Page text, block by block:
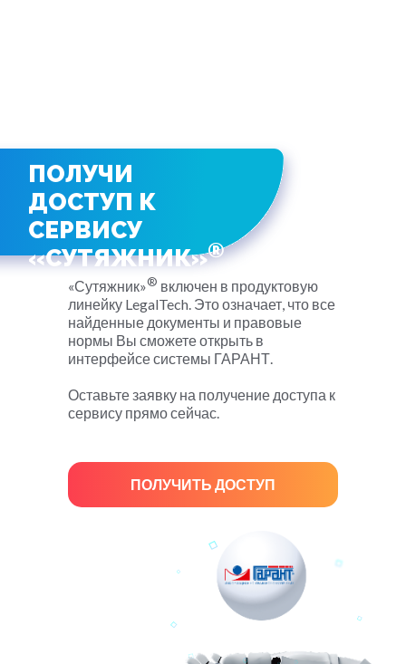
ПОЛУЧИ
ДОСТУП К
СЕРВИСУ
«СУТЯЖНИК»®
«Сутяжник»® включен в продуктовую
линейку LegalTech. Это означает, что все
найденные документы и правовые
нормы Вы сможете открыть в
интерфейсе системы ГАРАНТ.
Оставьте заявку на получение доступа к
сервису прямо сейчас.
ПОЛУЧИТЬ ДОСТУП